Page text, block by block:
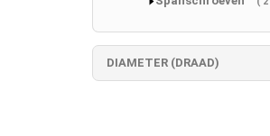
DIAMETER (DRAAD)